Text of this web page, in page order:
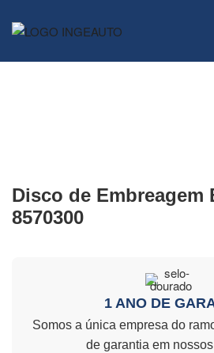
Disco de Embreagem
8570300
1 ANO DE
Somos a única empresa do
de garantia em